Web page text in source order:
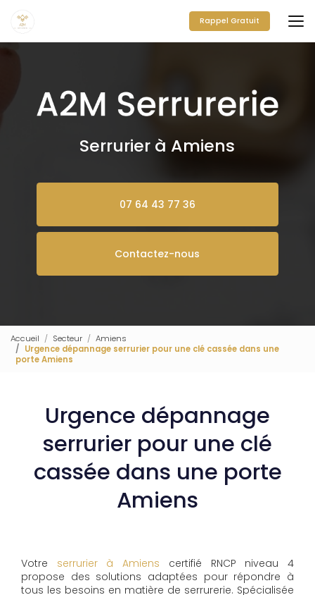
contenu
principal
Rappel Gratuit
Serrurier à Amiens
07 64 43 77 36
Contactez-nous
Accueil Secteur
Amiens
Urgence dépannage serrurier pour une clé cassée dans une
porte Amiens
Urgence dépannage
serrurier pour une clé
cassée dans une porte
Amiens
Votre serrurier à Amiens certifié RNCP niveau 4
propose des solutions adaptées pour répondre à
tous les besoins en matière de serrurerie. Spécialisée